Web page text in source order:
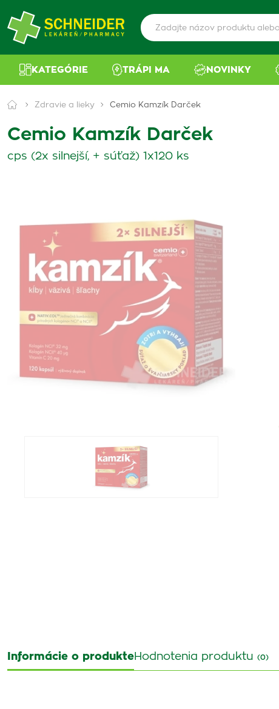
KATEGÓRIE TRÁPI MA NOVINKY
Zdravie a lieky Cemio Kamzík Darček
Cemio Kamzík Darček
cps (2x silnejší, + súťaž) 1x120 ks
Informácie o produkteHodnotenia produktu (0)